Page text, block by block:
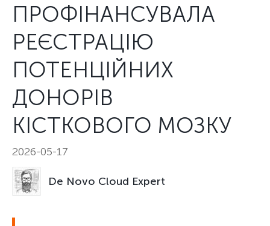
ПРОФІНАНСУВАЛА
РЕЄСТРАЦІЮ
ПОТЕНЦІЙНИХ
ДОНОРІВ
КІСТКОВОГО МОЗКУ
2026-05-17
De Novo Cloud Expert